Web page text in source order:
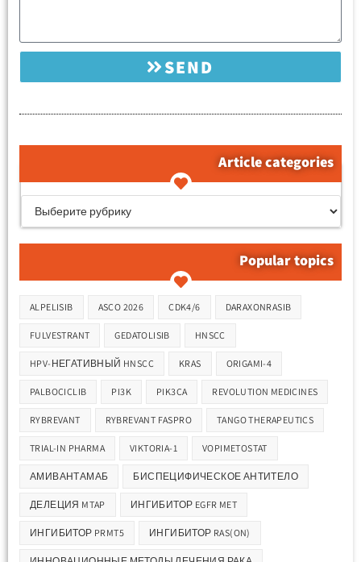
SEND
Article categories
Popular topics
ALPELISIB ASCO 2026 CDK4/6 DARAXONRASIB
FULVESTRANT GEDATOLISIB HNSCC
HPV-НЕГАТИВНЫЙ HNSCC KRAS ORIGAMI-4
PALBOCICLIB PI3K PIK3CA REVOLUTION MEDICINES
RYBREVANT RYBREVANT FASPRO TANGO THERAPEUTICS
TRIAL-IN PHARMA VIKTORIA-1 VOPIMETOSTAT
АМИВАНТАМАБ БИСПЕЦИФИЧЕСКОЕ АНТИТЕЛО
ДЕЛЕЦИЯ MTAP ИНГИБИТОР EGFR MET
ИНГИБИТОР PRMT5 ИНГИБИТОР RAS(ON)